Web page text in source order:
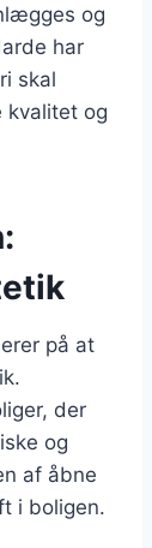
og
har
skal
kvalitet og
på at
der
og
af åbne
i boligen.